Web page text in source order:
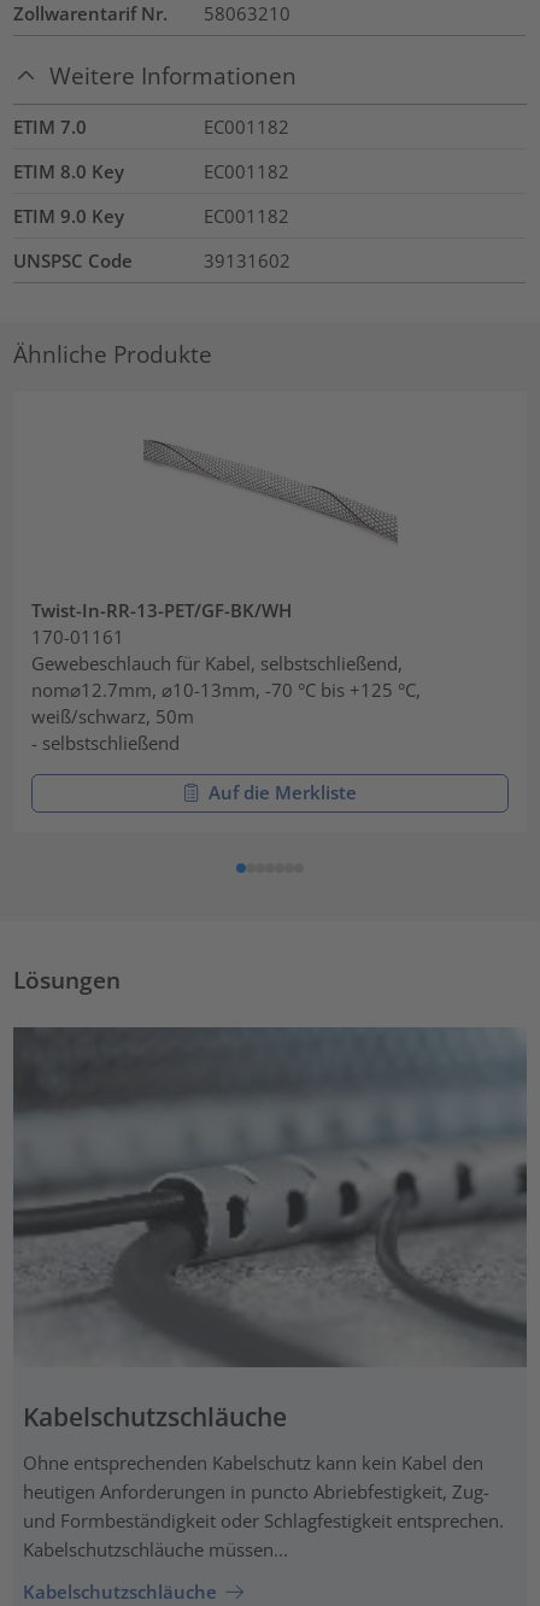
Zollwarentarif Nr. 58063210
Weitere Informationen
ETIM 7.0
EC001182
ETIM 8.0 Key
EC001182
ETIM 9.0 Key
EC001182
UNSPSC Code
39131602
Ähnliche Produkte
Twist-In-RR-13-PET/GF-BK/WH
170-01161
Gewebeschlauch für Kabel, selbstschließend,
nom⌀12.7mm, ⌀10-13mm, -70 °C bis +125 °C,
weiß/schwarz, 50m
- selbstschließend
Auf die Merkliste
Lösungen
Kabelschutzschläuche
Ohne entsprechenden Kabelschutz kann kein Kabel den
heutigen Anforderungen in puncto Abriebfestigkeit, Zug-
und Formbeständigkeit oder Schlagfestigkeit entsprechen.
Kabelschutzschläuche müssen...
Kabelschutzschläuche